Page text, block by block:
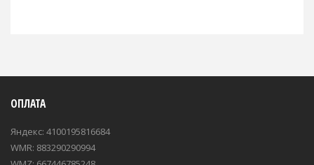
ОПЛАТА
Яндекс: 4100195816684
WMR: 883290290994